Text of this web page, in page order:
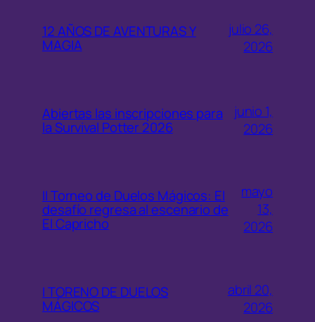
12 AÑOS DE AVENTURAS Y
MAGIA
julio 26,
2026
Abiertas las inscripciones para
la Survival Potter 2026
junio 1,
2026
II Torneo de Duelos Mágicos: El
desafío regresa al escenario de
El Capricho
mayo
13,
2026
I TORENO DE DUELOS
MÁGICOS
abril 20,
2026